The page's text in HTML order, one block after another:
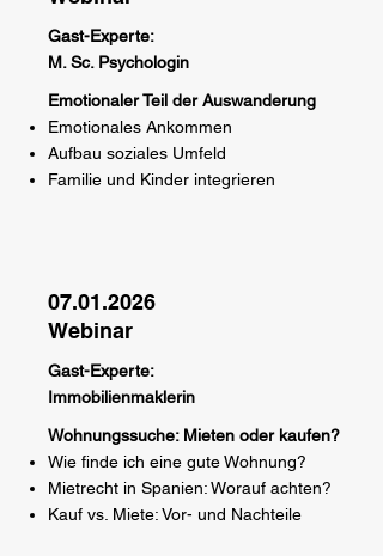
Gast-Experte:
M. Sc. Psychologin
Emotionaler Teil der Auswanderung
Emotionales Ankommen
Aufbau soziales Umfeld
Familie und Kinder integrieren
07.01.2026
Webinar
Gast-Experte:
Immobilienmaklerin
Wohnungssuche: Mieten oder kaufen?
Wie finde ich eine gute Wohnung?
Mietrecht in Spanien: Worauf achten?
Kauf vs. Miete: Vor- und Nachteile